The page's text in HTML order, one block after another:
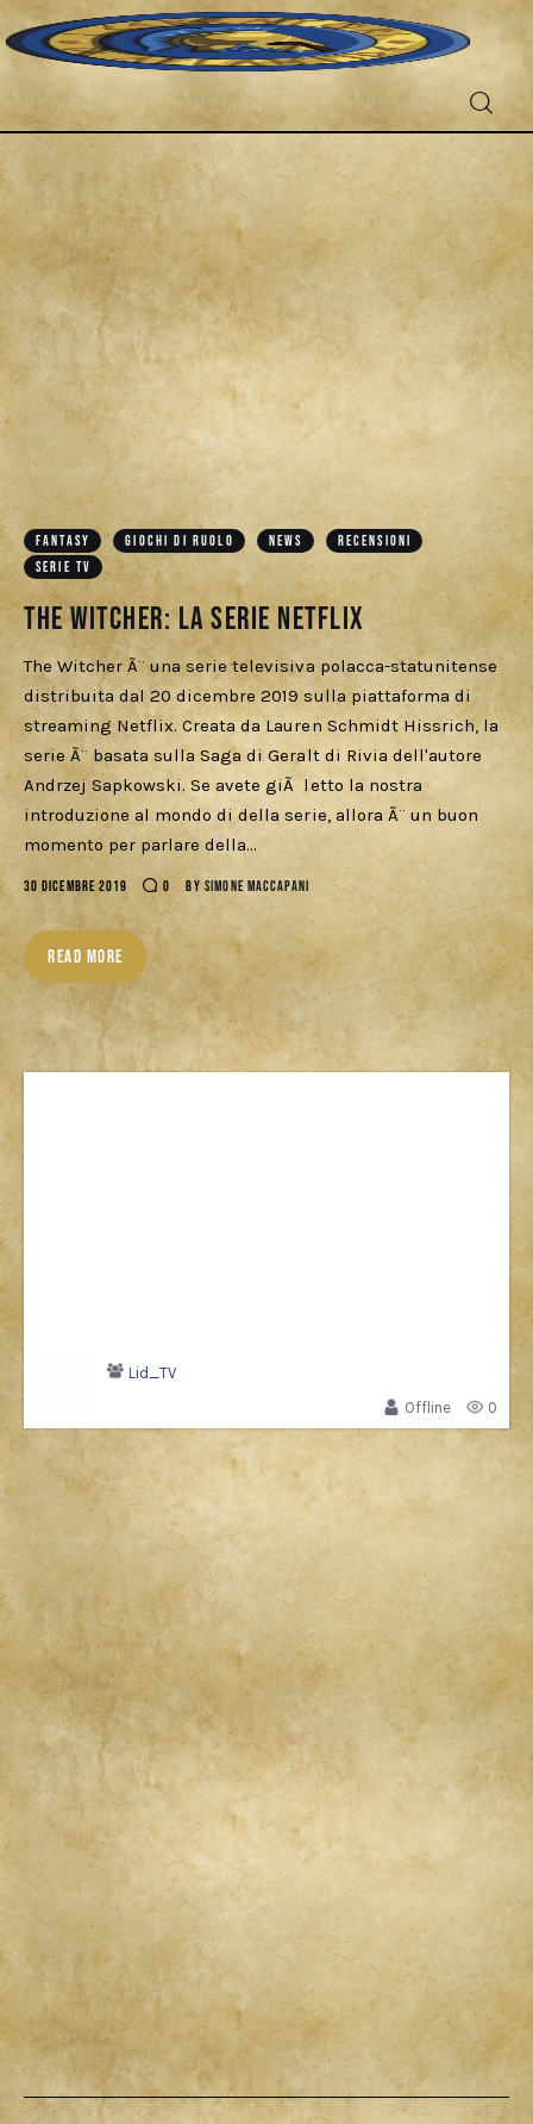
Fantascienza
Fantasy
Games
Recensioni
Libri e fumetti
Cercatori
Download
FANTASY GIOCHI DI RUOLO NEWS
RECENSIONI
SERIE TV
The Witcher: La Serie Netflix
The Witcher Ã¨ una serie televisiva polacca-statunitense
distribuita dal 20 dicembre 2019 sulla piattaforma di
streaming Netflix. Creata da Lauren Schmidt Hissrich, la
serie Ã¨ basata sulla Saga di Geralt di Rivia dell'autore
Andrzej Sapkowski. Se avete giÃ letto la nostra
introduzione al mondo di della serie, allora Ã¨ un buon
momento per parlare della…
30 DICEMBRE 2019 0 BY SIMONE MACCAPANI
READ MORE
Lid_TV
Offline
0